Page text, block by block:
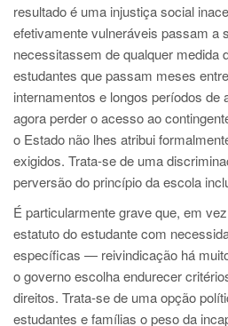
resultado é uma injustiça social
efetivamente vulneráveis passam a
necessitassem de qualquer medida
estudantes que passam meses
internamentos e longos períodos de
agora perder o acesso ao
o Estado não lhes atribui
exigidos. Trata-se de uma
perversão do princípio da escola
É particularmente grave que, em
estatuto do estudante com
específicas — reivindicação há
o governo escolha endurecer
direitos. Trata-se de uma opção
estudantes e famílias o peso da